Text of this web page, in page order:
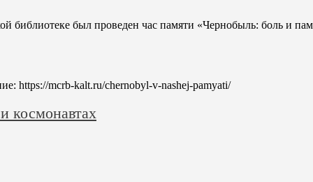
библиотеке был проведен час памяти «Чернобыль: боль и
https://mcrb-kalt.ru/chernobyl-v-nashej-pamyati/
космонавтах